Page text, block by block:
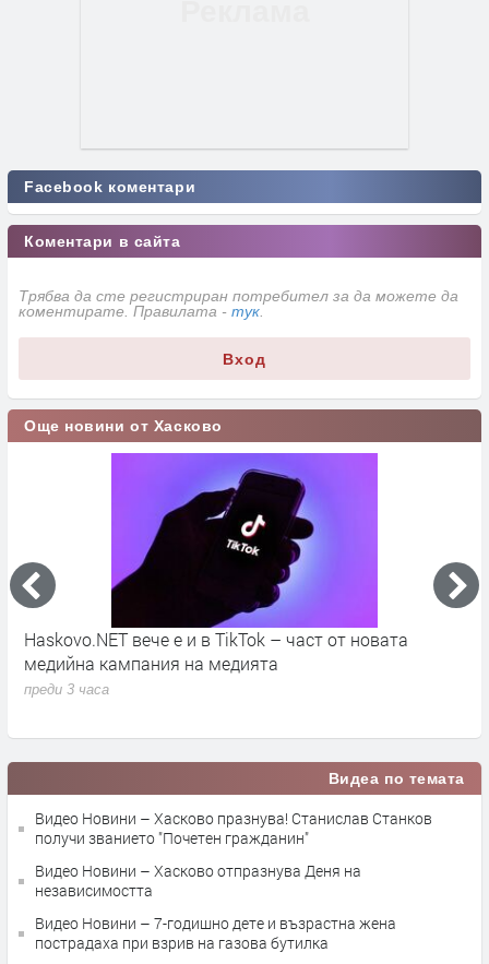
Facebook коментари
Коментари в сайта
Трябва да сте регистриран потребител за да можете да
коментирате. Правилата - тук
Вход
Още новини от Хасково
ОФК „Хасково“ стартира новия сезон с победа над
„Гигант“
преди 3 часа
Видеа по темата
Видео Новини – Хасково празнува! Станислав Станков
получи званието "Почетен гражданин"
Видео Новини – Хасково отпразнува Деня на
независимостта
Видео Новини – 7-годишно дете и възрастна жена
пострадаха при взрив на газова бутилка